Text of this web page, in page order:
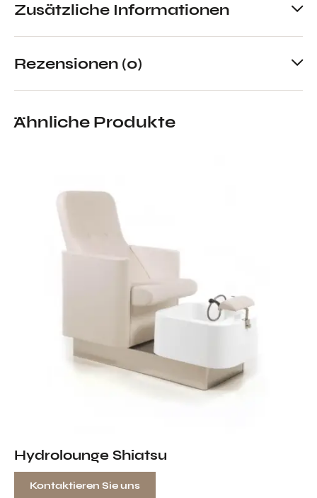
Zusätzliche Informationen
Rezensionen (0)
Ähnliche Produkte
Hydrolounge Shiatsu
Kontaktieren Sie uns